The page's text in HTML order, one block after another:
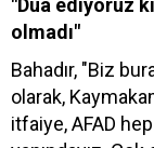
"Dua ediyoruz
olmadı"
Bahadır, "Biz
olarak,
itfaiye, AFAD